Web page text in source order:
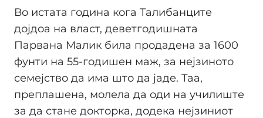
Во истата година кога Талибанците
дојдоа на власт, деветгодишната
Парвана Малик била продадена за 1600
фунти на 55-годишен маж, за нејзиното
семејство да има што да јаде. Таа,
преплашена, молела да оди на училиште
за да стане докторка, додека нејзиниот